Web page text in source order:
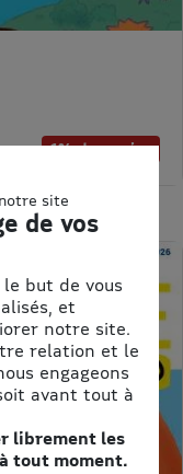
1% de remise
site
de vos
but de vous
et
notre site.
relation et le
engageons
avant tout à
librement les
tout moment.